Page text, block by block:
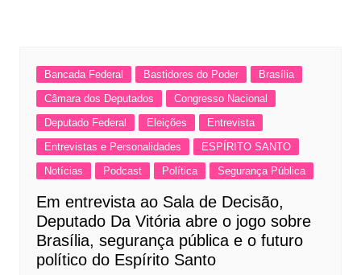
Bancada Federal Bastidores do Poder
Brasília
Câmara dos Deputados
Congresso Nacional
Deputado Federal
Eleições
Entrevista
Entrevistas e Personalidades
ESPÍRITO SANTO
Notícias
Podcast Política Segurança Pública
Em entrevista ao Sala de Decisão,
Deputado Da Vitória abre o jogo sobre
Brasília, segurança pública e o futuro
político do Espírito Santo